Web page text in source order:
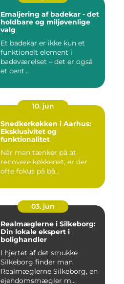
Emaljering af badekar - det
holdbare og miljøvenlige
valg
Et badekar er ikke kun et
funktionelt element i
badeværelset – det er også
et cent...
10. jun
Snedkerkøkken i Aarhus:
Eksklusivitet og
funktionalitet
Når man tænker på at
renovere køkkenet, er der
ofte fokus på bå...
03. jun
Realmæglerne i Silkeborg:
Din lokale ekspert i
bolighandler
I hjertet af det smukke
Silkeborg finder man
Realmæglerne Silkeborg, en
ejendomsmægler m...